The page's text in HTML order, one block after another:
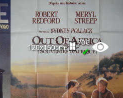
120x160cm
70€
✔